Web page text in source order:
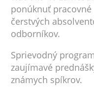
ponúknuť
čerstvých
odborníkov.
Sprievodný
zaujímavé
známych spíkrov.